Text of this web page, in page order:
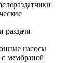
раздачи
насосы
мембраной